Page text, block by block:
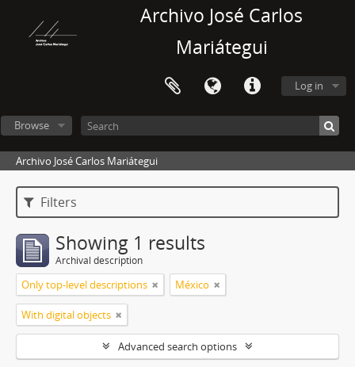
Archivo José Carlos
Mariátegui
Log in
Browse
Archivo José Carlos Mariátegui
Filters
Showing 1 results
Archival description
Only top-level descriptions México
With digital objects
Advanced search options